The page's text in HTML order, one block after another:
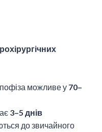
можливе у 70–
3–5 днів
до звичайного